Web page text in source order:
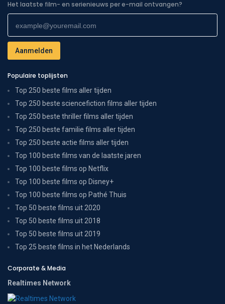
Het laatste film- en serienieuws per e-mail ontvangen?
Populaire toplijsten
Top 250 beste films aller tijden
Top 250 beste sciencefiction films aller tijden
Top 250 beste thriller films aller tijden
Top 250 beste familie films aller tijden
Top 250 beste actie films aller tijden
Top 100 beste films van de laatste jaren
Top 100 beste films op Netflix
Top 100 beste films op Disney+
Top 100 beste films op Pathé Thuis
Top 50 beste films uit 2020
Top 50 beste films uit 2018
Top 50 beste films uit 2019
Top 25 beste films in het Nederlands
Corporate & Media
Realtimes Network